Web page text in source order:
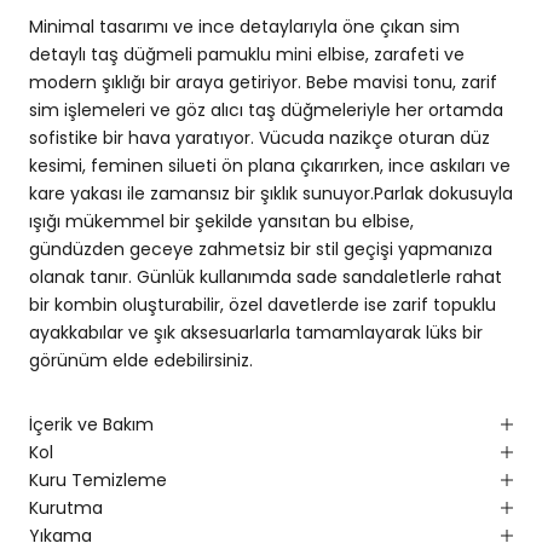
Minimal tasarımı ve ince detaylarıyla öne çıkan sim
detaylı taş düğmeli pamuklu mini elbise, zarafeti ve
modern şıklığı bir araya getiriyor. Bebe mavisi tonu, zarif
sim işlemeleri ve göz alıcı taş düğmeleriyle her ortamda
sofistike bir hava yaratıyor. Vücuda nazikçe oturan düz
kesimi, feminen silueti ön plana çıkarırken, ince askıları ve
kare yakası ile zamansız bir şıklık sunuyor.Parlak dokusuyla
ışığı mükemmel bir şekilde yansıtan bu elbise,
gündüzden geceye zahmetsiz bir stil geçişi yapmanıza
olanak tanır. Günlük kullanımda sade sandaletlerle rahat
bir kombin oluşturabilir, özel davetlerde ise zarif topuklu
ayakkabılar ve şık aksesuarlarla tamamlayarak lüks bir
görünüm elde edebilirsiniz.
İçerik ve Bakım
Kol
Kuru Temizleme
Kurutma
Yıkama